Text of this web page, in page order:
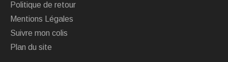
Politique de retour
Mentions Légales
Suivre mon colis
Plan du site